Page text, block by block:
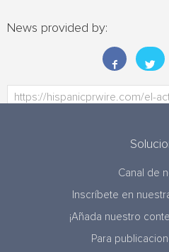
News provided by:
Canal de
Inscríbete en
¡Añada nuestro
Para